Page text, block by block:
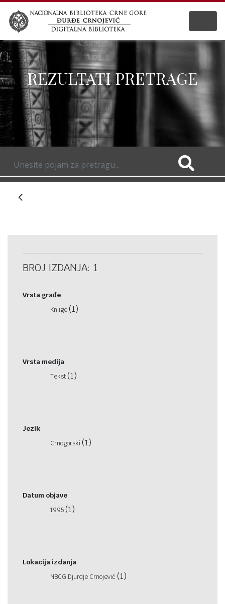
REZULTATI PRETRAGE
BROJ IZDANJA: 1
Vrsta građe
Knjige(1)
Vrsta medija
Tekst(1)
Jezik
Crnogorski (1)
Datum objave
1995(1)
Lokacija izdanja
NBCG Djurdje Crnojević (1)